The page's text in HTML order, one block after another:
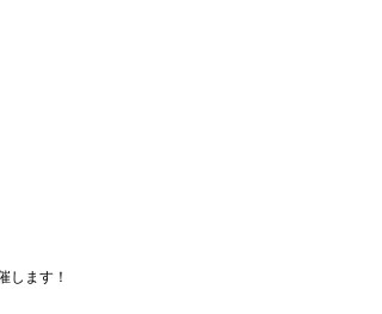
します！